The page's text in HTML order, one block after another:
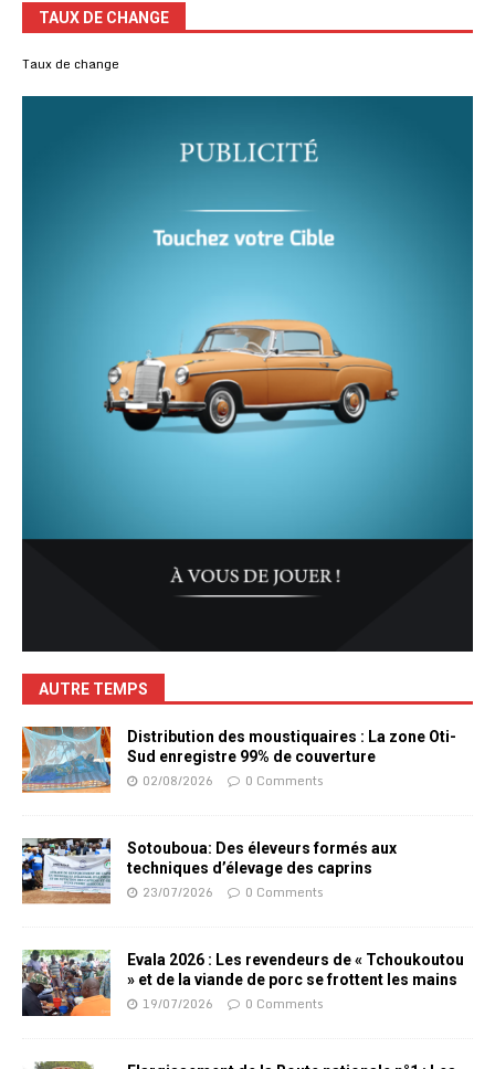
TAUX DE CHANGE
Taux de change
AUTRE TEMPS
Distribution des moustiquaires : La zone Oti-
Sud enregistre 99% de couverture
02/08/2026 0 Comments
Sotouboua: Des éleveurs formés aux
techniques d’élevage des caprins
23/07/2026 0 Comments
Evala 2026 : Les revendeurs de « Tchoukoutou
» et de la viande de porc se frottent les mains
19/07/2026 0 Comments